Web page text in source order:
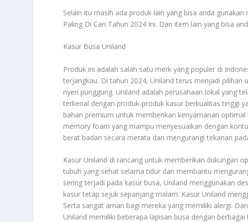
Selain itu masih ada produk lain yang bisa anda
Paling Di Cari Tahun 2024 Ini. Dan item lain yang bisa
Kasur Busa Uniland
Produk ini adalah salah satu merk yang populer di
terjangkau. Di tahun 2024, Uniland terus menjadi
nyeri punggung. Uniland adalah perusahaan lokal yang
terkenal dengan produk-produk kasur berkualitas tinggi
bahan premium untuk memberikan kenyamanan
memory foam yang mampu menyesuaikan dengan
berat badan secara merata dan mengurangi tekanan
Kasur Uniland di rancang untuk memberikan dukungan
tubuh yang sehat selama tidur dan membantu
sering terjadi pada kasur busa, Uniland menggunakan
kasur tetap sejuk sepanjang malam. Kasur Uniland
Serta sangat aman bagi mereka yang memiliki alergi.
Uniland memiliki beberapa lapisan busa dengan